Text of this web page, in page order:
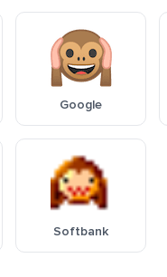
Google
Softbank